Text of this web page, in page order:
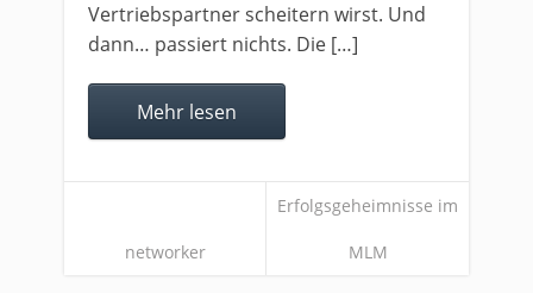
Vertriebspartner scheitern wirst. Und
dann… passiert nichts. Die […]
Mehr lesen
networker
Erfolgsgeheimnisse im
MLM